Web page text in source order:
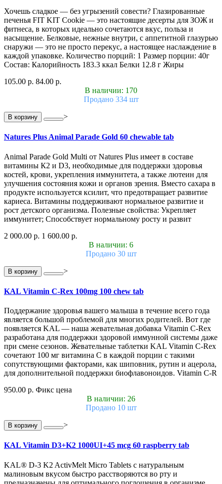
Хочешь сладкое — без угрызений совести? Глазированные
печенья FIT KIT Cookie — это настоящие десерты для ЗОЖ и
фитнеса, в которых идеально сочетаются вкус, польза и
насыщение. Белковые, нежные внутри, с аппетитной глазурью
снаружи — это не просто перекус, а настоящее наслаждение в
каждой упаковке. Количество порций: 1 Размер порции: 40г
Состав: Калорийность 183.3 ккал Белки 12.8 г Жиры
105.00 р. 84.00 р.
В наличии: 170
Продано 334 шт
В корзину >
Natures Plus Animal Parade Gold 60 chewable tab
Animal Parade Gold Multi от Natures Plus имеет в составе
витамины К2 и D3, необходимые для поддержки здоровья
костей, крови, укрепления иммунитета, а также лютеин для
улучшения состояния кожи и органов зрения. Вместо сахара в
продукте используется ксилит, что предотвращает развитие
кариеса. Витамины поддерживают нормальное развитие и
рост детского организма. Полезные свойства: Укрепляет
иммунитет; Способствует нормальному росту и развит
2 000.00 р. 1 600.00 р.
В наличии: 6
Продано 30 шт
В корзину >
KAL Vitamin C-Rex 100mg 100 chew tab
Поддержание здоровья вашего малыша в течение всего года
является большой проблемой для многих родителей. Вот где
появляется KAL — наша жевательная добавка Vitamin C-Rex
разработана для поддержки здоровой иммунной системы даже
при смене сезонов. Жевательные таблетки KAL Vitamin C-Rex
сочетают 100 мг витамина C в каждой порции с такими
сопутствующими факторами, как шиповник, рутин и ацерола,
для дополнительной поддержки биофлавоноидов. Vitamin C-R
950.00 р. Фикс цена
В наличии: 26
Продано 10 шт
В корзину >
KAL Vitamin D3+K2 1000UI+45 mcg 60 raspberry tab
KAL® D-3 K2 ActivMelt Micro Tablets с натуральным
малиновым вкусом быстро расстворяются во рту и